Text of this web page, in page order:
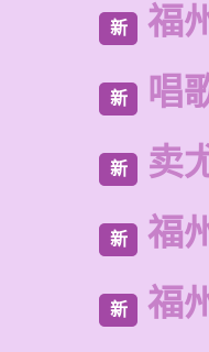
新 福
新 唱
新 卖
新 福
新 福